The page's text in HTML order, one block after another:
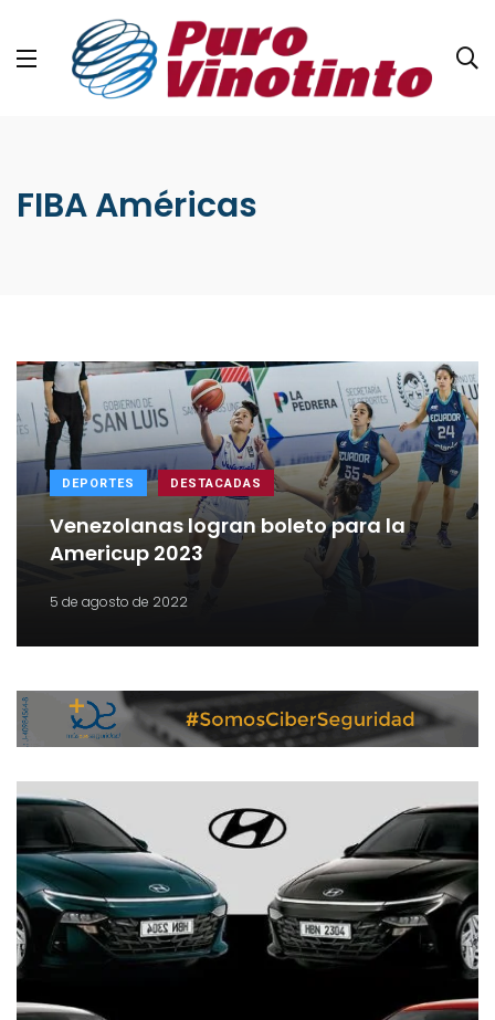
FIBA Américas
DEPORTES DESTACADAS
Venezolanas logran boleto para la
Americup 2023
5 de agosto de 2022